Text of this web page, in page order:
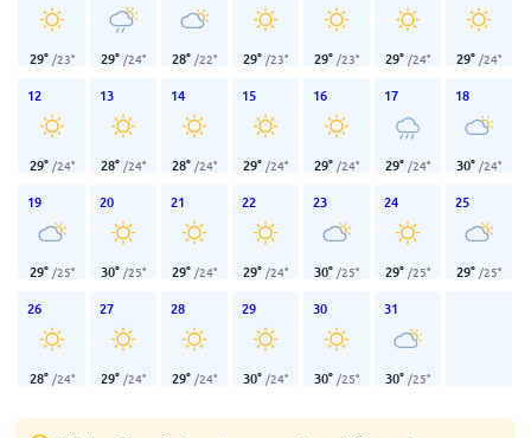
29° /23° 29° /24° 28° /22° 29° /23° 29° /23° 29° /24° 29° /24°
12
29° /24°
13
28° /24°
14
28° /24°
15
29° /24°
16
29° /24°
17
29° /24°
18
30° /24°
19
29° /25°
20
30° /25°
21
29° /24°
22
29° /24°
23
30° /25°
24
29° /25°
25
29° /25°
26
28° /24°
27
29° /24°
28
29° /24°
29
30° /24°
30
30° /25°
31
30° /25°